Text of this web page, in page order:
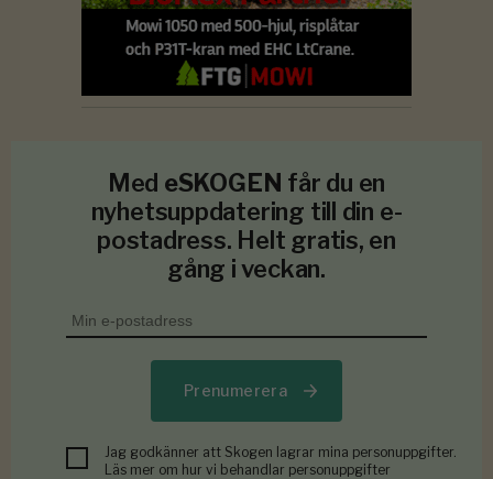
Med eSKOGEN får du en
nyhetsuppdatering till din e-
postadress. Helt gratis, en
gång i veckan.
Prenumerera
Jag godkänner att Skogen lagrar mina personuppgifter.
Läs mer om hur vi behandlar personuppgifter